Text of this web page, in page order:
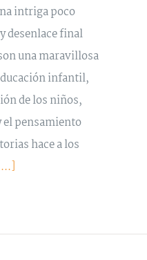
intriga poco
desenlace final
una maravillosa
infantil,
de los niños,
pensamiento
hace a los